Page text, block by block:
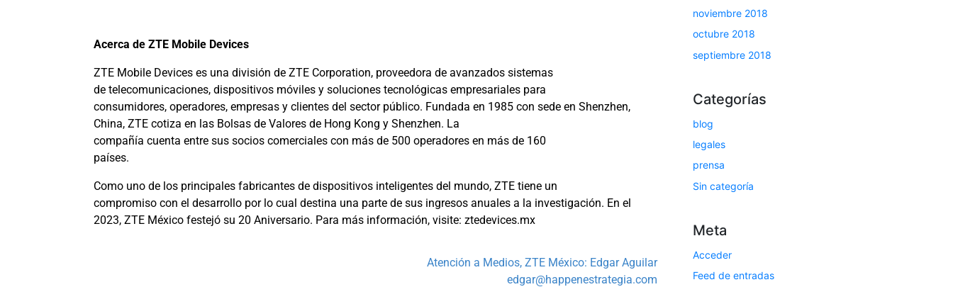
Acerca de ZTE Mobile Devices
ZTE Mobile Devices es una división de ZTE Corporation, proveedora de avanzados sistemas
de telecomunicaciones, dispositivos móviles y soluciones tecnológicas empresariales para
consumidores, operadores, empresas y clientes del sector público. Fundada en 1985 con sede en Shenzhen,
China, ZTE cotiza en las Bolsas de Valores de Hong Kong y Shenzhen. La
compañía cuenta entre sus socios comerciales con más de 500 operadores en más de 160
países.
Como uno de los principales fabricantes de dispositivos inteligentes del mundo, ZTE tiene un
compromiso con el desarrollo por lo cual destina una parte de sus ingresos anuales a la investigación. En el
2023, ZTE México festejó su 20 Aniversario. Para más información, visite: ztedevices.mx
Atención a Medios, ZTE México: Edgar Aguilar
edgar@happenestrategia.com
noviembre 2018
octubre 2018
septiembre 2018
Categorías
blog
legales
prensa
Sin categoría
Meta
Acceder
Feed de entradas